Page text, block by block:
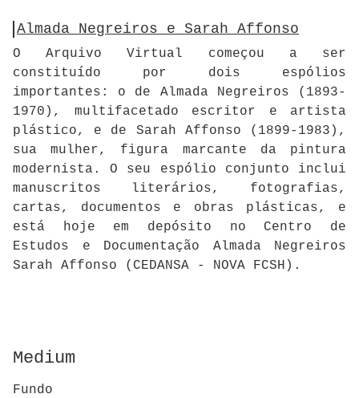
Almada Negreiros e Sarah Affonso
O Arquivo Virtual começou a ser
constituído por dois espólios
importantes: o de Almada Negreiros (1893-
1970), multifacetado escritor e artista
plástico, e de Sarah Affonso (1899-1983),
sua mulher, figura marcante da pintura
modernista. O seu espólio conjunto inclui
manuscritos literários, fotografias,
cartas, documentos e obras plásticas, e
está hoje em depósito no Centro de
Estudos e Documentação Almada Negreiros
Sarah Affonso (CEDANSA - NOVA FCSH).
Medium
Fundo